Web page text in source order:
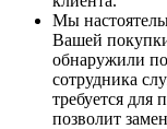
Мы
Вашей
обнаружили
сотрудника
требуется для
позволит